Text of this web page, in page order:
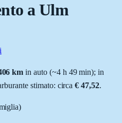
a Ulm
km in auto (~4 h 49 min); in
stimato: circa € 47,52.